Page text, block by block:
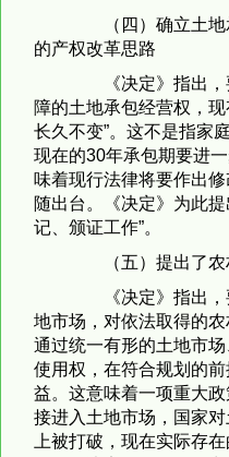
（四）确立土地
的产权改革思路
《决定》指出，
障的土地承包经营权，
长久不变”。这不是指家
现在的30年承包期要进
味着现行法律将要作出
随出台。《决定》为此
记、颁证工作”。
（五）提出了农
《决定》指出，
地市场，对依法取得的
通过统一有形的土地市
使用权，在符合规划的
益。这意味着一项重大
接进入土地市场，国家
上被打破，现在实际存